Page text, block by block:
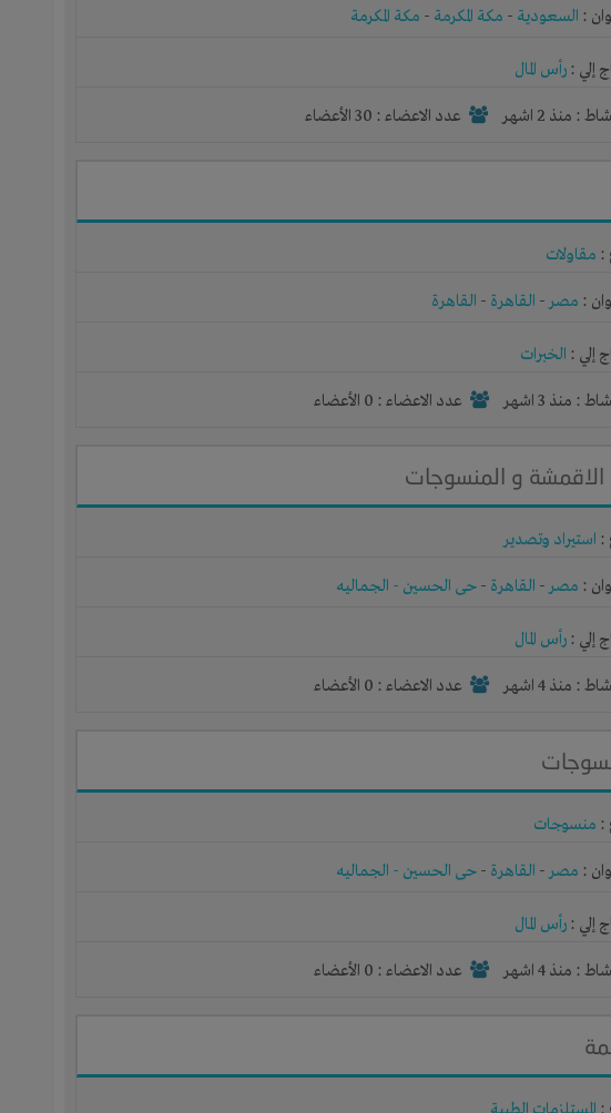
: السعودية - مكة المكرمة - مكة المكرمة
إلي : رأس المال
: منذ 2 اشهر عدد الاعضاء : 30 الأعضاء
: مقاولات
: مصر- القاهرة - القاهرة
إلي : الخبرات
: منذ 3 اشهر عدد الاعضاء : 0 الأعضاء
الاقمشة و المنسوجات
: استيراد وتصدير
: مصر- القاهرة - حى الحسين - الجماليه
إلي : رأس المال
: منذ 4 اشهر عدد الاعضاء : 0 الأعضاء
: منسوجات
: مصر- القاهرة - حى الحسين - الجماليه
إلي : رأس المال
: منذ 4 اشهر عدد الاعضاء : 0 الأعضاء